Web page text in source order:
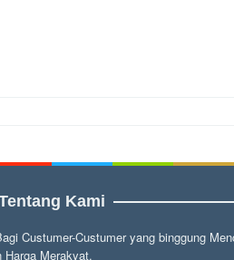
Kami
Custumer-Custumer yang binggung
Harga Merakyat.